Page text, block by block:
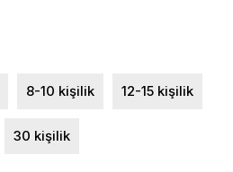
8-10 kişilik 12-15 kişilik
30 kişilik